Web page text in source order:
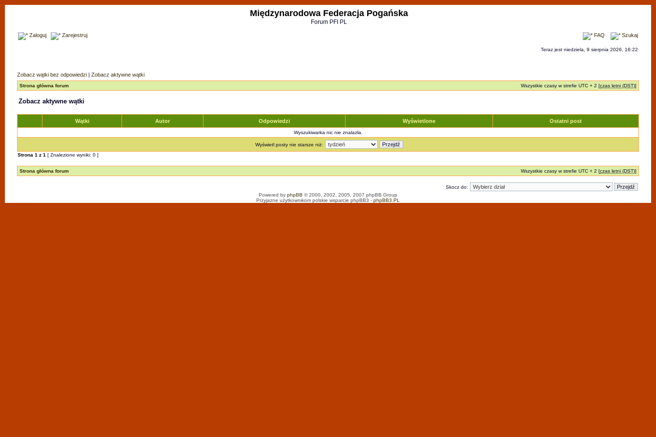
Międzynarodowa Federacja Pogańska
Forum PFI PL
Zaloguj Zarejestruj FAQ Szukaj
Teraz jest niedziela, 9 sierpnia 2026, 16:22
Zobacz wątki bez odpowiedzi | Zobacz aktywne wątki
Strona główna forum Wszystkie czasy w strefie UTC + 2 [czas letni (DST)]
Zobacz aktywne wątki
Wątki Autor Odpowiedzi Wyświetlone Ostatni post
Wyszukiwarka nic nie znalazła.
Wyświetl posty nie starsze niż:
Strona 1 z 1 [ Znalezione wyniki: 0 ]
Strona główna forum Wszystkie czasy w strefie UTC + 2 [czas letni (DST)]
Skocz do:
Powered by phpBB © 2000, 2002, 2005, 2007 phpBB Group
Przyjazne użytkownikom polskie wsparcie phpBB3 - phpBB3.PL